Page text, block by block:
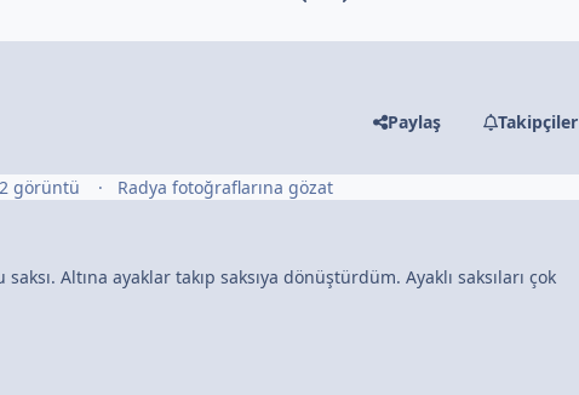
Paylaş Takipçiler
görüntü Radya fotoğraflarına gözat
Altına ayaklar takıp saksıya dönüştürdüm. Ayaklı saksıları çok